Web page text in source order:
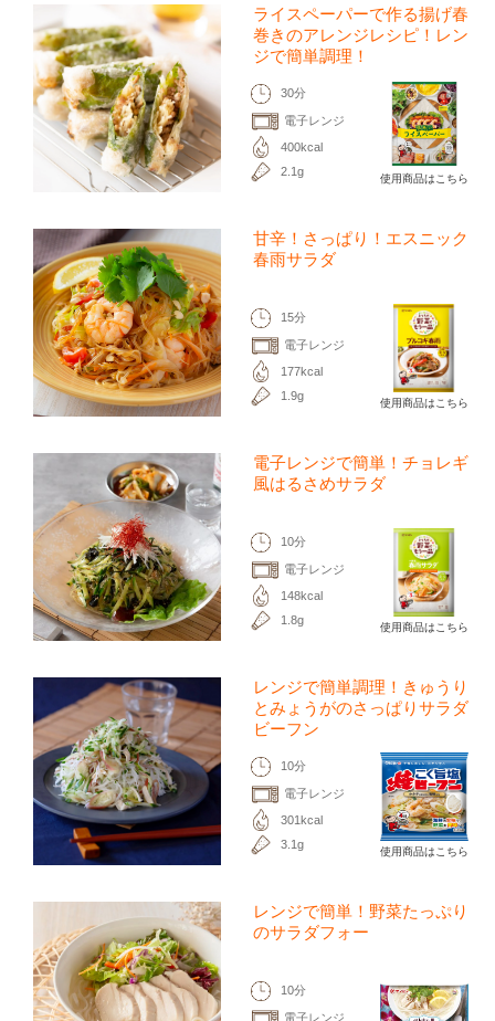
ライスペーパーで作る揚げ春
巻きのアレンジレシピ！レン
ジで簡単調理！
30分
電子レンジ
400kcal
2.1g
使用商品はこちら
甘辛！さっぱり！エスニック
春雨サラダ
15分
電子レンジ
177kcal
1.9g
使用商品はこちら
電子レンジで簡単！チョレギ
風はるさめサラダ
10分
電子レンジ
148kcal
1.8g
使用商品はこちら
レンジで簡単調理！きゅうり
とみょうがのさっぱりサラダ
ビーフン
10分
電子レンジ
301kcal
3.1g
使用商品はこちら
レンジで簡単！野菜たっぷり
のサラダフォー
10分
電子レンジ